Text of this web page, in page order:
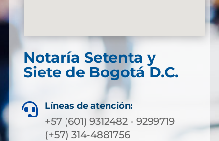
Notaría Setenta y
Siete de Bogotá D.C.
 Líneas de atención:
+57 (601) 9312482 - 9299719
(+57) 314-4881756